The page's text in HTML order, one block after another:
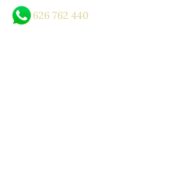
626 762 440